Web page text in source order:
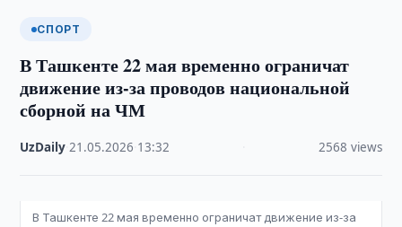
СПОРТ
В Ташкенте 22 мая временно ограничат
движение из-за проводов национальной
сборной на ЧМ
UzDaily ·21.05.2026 13:32 2568 views
В Ташкенте 22 мая временно ограничат движение из-за